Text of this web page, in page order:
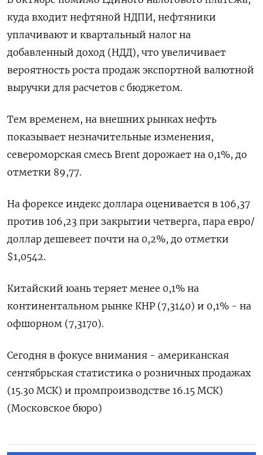
куда входит нефтяной НДПИ, нефтяники
уплачивают и квартальный налог на
добавленный доход (НДД), что увеличивает
вероятность роста продаж экспортной валютной
выручки для расчетов с бюджетом.
Тем временем, на внешних рынках нефть
показывает незначительные изменения,
североморская смесь Brent дорожает на 0,1%, до
отметки 89,77.
На форексе индекс доллара оценивается в 106,37
против 106,23 при закрытии четверга, пара евро/
доллар дешевеет почти на 0,2%, до отметки
$1,0542.
Китайский юань теряет менее 0,1% на
континентальном рынке КНР (7,3140) и 0,1% - на
офшорном (7,3170).
Сегодня в фокусе внимания - американская
сентябрьская статистика о розничных продажах
(15.30 МСК) и промпроизводстве 16.15 МСК)
(Московское бюро)